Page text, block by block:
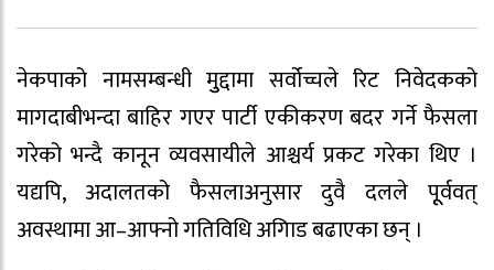
नेकपाको नामसम्बन्धी मुुद्दामा सर्वोच्चले रिट निवेदकको
मागदाबीभन्दा बाहिर गएर पार्टी एकीकरण बदर गर्ने फैसला
गरेको भन्दै कानून व्यवसायीले आश्चर्य प्रकट गरेका थिए ।
यद्यपि, अदालतको फैसलाअनुसार दुवै दलले पूूर्ववत्
अवस्थामा आ–आफ्नो गतिविधि अगािड बढाएका छन् ।